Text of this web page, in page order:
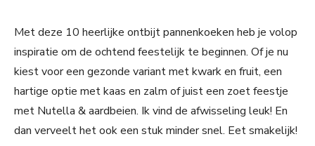
Met deze 10 heerlijke ontbijt pannenkoeken heb je volop
inspiratie om de ochtend feestelijk te beginnen. Of je nu
kiest voor een gezonde variant met kwark en fruit, een
hartige optie met kaas en zalm of juist een zoet feestje
met Nutella & aardbeien. Ik vind de afwisseling leuk! En
dan verveelt het ook een stuk minder snel. Eet smakelijk!